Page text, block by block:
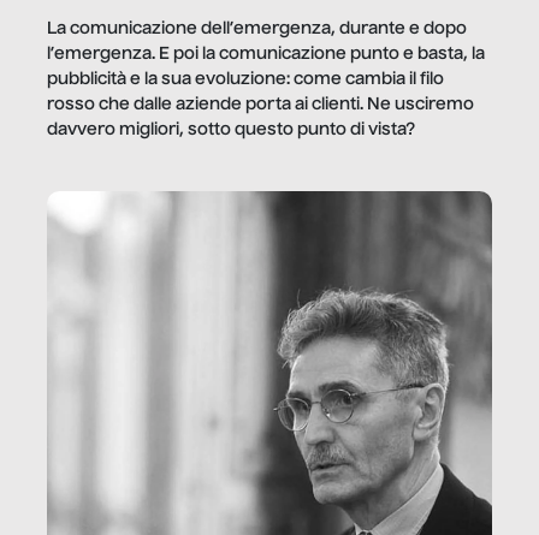
La comunicazione dell’emergenza, durante e dopo
l’emergenza. E poi la comunicazione punto e basta, la
pubblicità e la sua evoluzione: come cambia il filo
rosso che dalle aziende porta ai clienti. Ne usciremo
davvero migliori, sotto questo punto di vista?